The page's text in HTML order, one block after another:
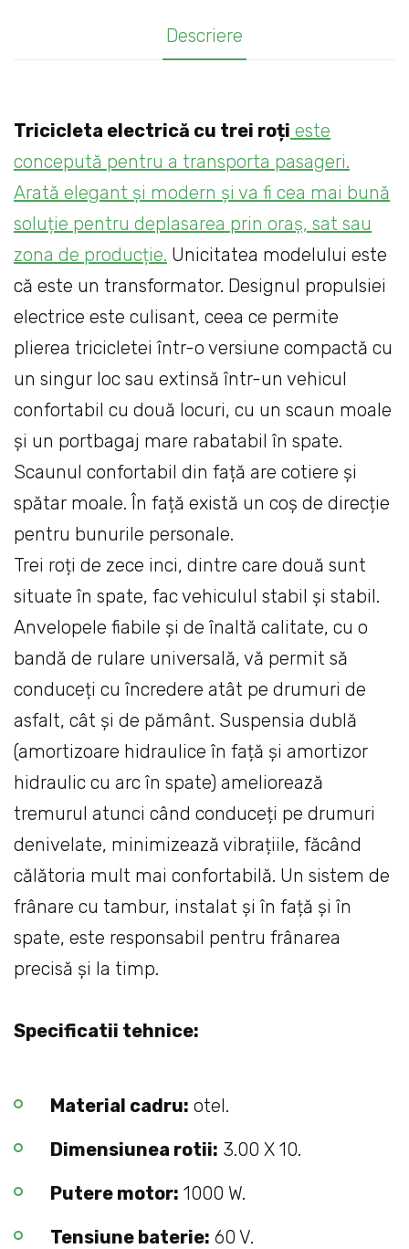
Descriere
Tricicleta electrică cu trei roți este
concepută pentru a transporta pasageri.
Arată elegant și modern și va fi cea mai bună
soluție pentru deplasarea prin oraș, sat sau
zona de producție. Unicitatea modelului este
că este un transformator. Designul propulsiei
electrice este culisant, ceea ce permite
plierea tricicletei într-o versiune compactă cu
un singur loc sau extinsă într-un vehicul
confortabil cu două locuri, cu un scaun moale
și un portbagaj mare rabatabil în spate.
Scaunul confortabil din față are cotiere și
spătar moale. În față există un coș de direcție
pentru bunurile personale.
Trei roți de zece inci, dintre care două sunt
situate în spate, fac vehiculul stabil și stabil.
Anvelopele fiabile și de înaltă calitate, cu o
bandă de rulare universală, vă permit să
conduceți cu încredere atât pe drumuri de
asfalt, cât și de pământ. Suspensia dublă
(amortizoare hidraulice în față și amortizor
hidraulic cu arc în spate) ameliorează
tremurul atunci când conduceți pe drumuri
denivelate, minimizează vibrațiile, făcând
călătoria mult mai confortabilă. Un sistem de
frânare cu tambur, instalat și în față și în
spate, este responsabil pentru frânarea
precisă și la timp.
Specificatii tehnice:
Material cadru: otel.
Dimensiunea rotii: 3.00 X 10.
Putere motor: 1000 W.
Tensiune baterie: 60 V.